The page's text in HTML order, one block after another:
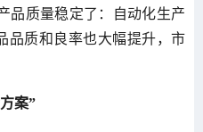
品质量稳定了：自动化生产
品质和良率也大幅提升，市
案”